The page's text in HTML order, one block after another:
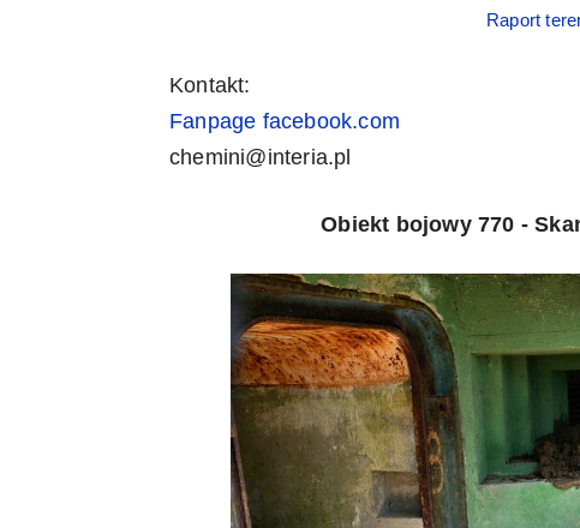
Raport
Kontakt:
Fanpage facebook.com
chemini@interia.pl
Obiekt bojowy 770 -